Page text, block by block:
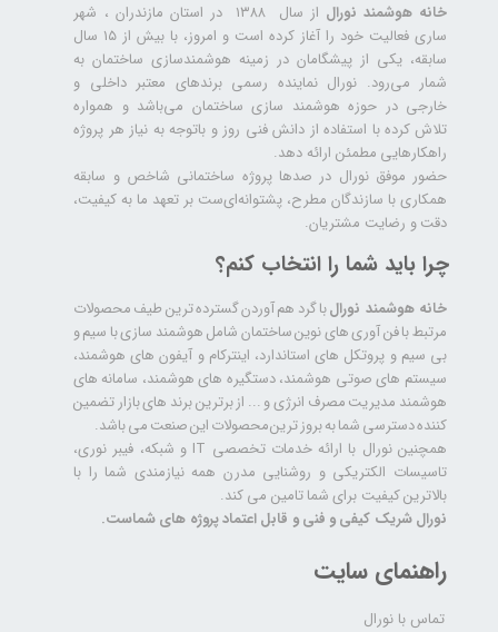
خانه هوشمند نورال
از سال ۱۳۸۸ در استان مازندران ، شهر
ساری فعالیت خود را آغاز کرده است و امروز، با بیش از ۱۵ سال
سابقه، یکی از پیشگامان در زمینه هوشمندسازی ساختمان به
شمار می‌رود. نورال نماینده رسمی برندهای معتبر داخلی و
خارجی در حوزه هوشمند سازی ساختمان می‌باشد و همواره
تلاش کرده با استفاده از دانش فنی روز و باتوجه به نیاز هر پروژه
راهکارهایی مطمئن ارائه دهد.
حضور موفق نورال در صدها پروژه‌ ساختمانی شاخص و سابقه
همکاری با سازندگان مطرح، پشتوانه‌ای‌ست بر تعهد ما به کیفیت،
دقت و رضایت مشتریان.
راهنمای سایت
تماس با نورال
چرا باید شما را انتخاب کنم؟
خانه هوشمند نورالبا گرد هم آوردن گسترده ترین طیف محصولات
مرتبط با فن آوری های نوین ساختمان شامل هوشمند سازی با سیم و
بی سیم و پروتکل های استاندارد، اینترکام و آیفون های هوشمند،
سیستم های صوتی هوشمند، دستگیره های هوشمند، سامانه های
هوشمند مدیریت مصرف انرژی و ... از برترین برند های بازار تضمین
کننده دسترسی شما به بروز ترین محصولات این صنعت می باشد.
همچنین نورال با ارائه خدمات تخصصی IT و شبکه، فیبر نوری،
تاسیسات الکتریکی و روشنایی مدرن همه نیازمندی شما را با
بالاترین کیفیت برای شما تامین می کند.
نورال شریک کیفی و فنی و قابل اعتماد پروژه های شماست.